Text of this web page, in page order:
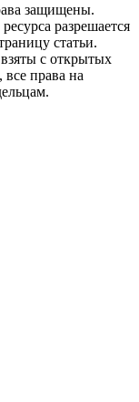
защищены.
разрешается
статьи.
с открытых
права на